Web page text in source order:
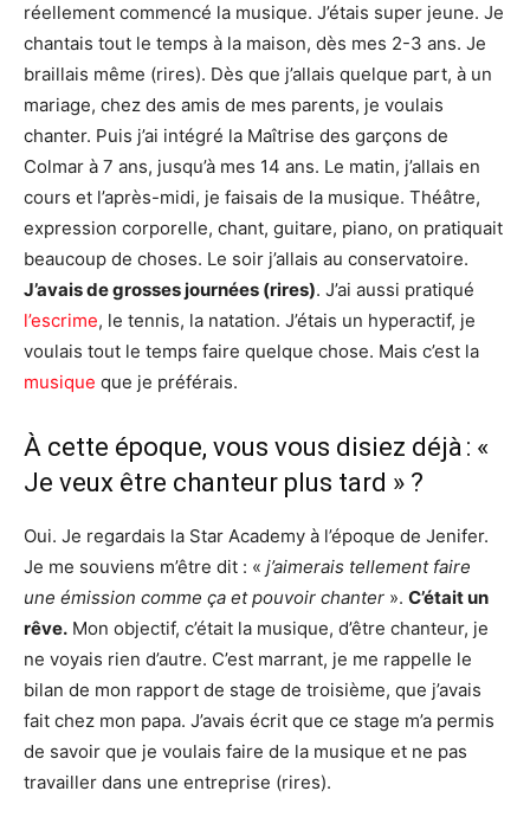
réellement commencé la musique. J’étais super jeune. Je
chantais tout le temps à la maison, dès mes 2-3 ans. Je
braillais même (rires). Dès que j’allais quelque part, à un
mariage, chez des amis de mes parents, je voulais
chanter. Puis j’ai intégré la Maîtrise des garçons de
Colmar à 7 ans, jusqu’à mes 14 ans. Le matin, j’allais en
cours et l’après-midi, je faisais de la musique. Théâtre,
expression corporelle, chant, guitare, piano, on pratiquait
beaucoup de choses. Le soir j’allais au conservatoire.
J’avais de grosses journées (rires). J’ai aussi pratiqué
l’escrime, le tennis, la natation. J’étais un hyperactif, je
voulais tout le temps faire quelque chose. Mais c’est la
musique que je préférais.
À cette époque, vous vous disiez déjà : «
Je veux être chanteur plus tard » ?
Oui. Je regardais la Star Academy à l’époque de Jenifer.
Je me souviens m’être dit : « j’aimerais tellement faire
une émission comme ça et pouvoir chanter ». C’était un
rêve. Mon objectif, c’était la musique, d’être chanteur, je
ne voyais rien d’autre. C’est marrant, je me rappelle le
bilan de mon rapport de stage de troisième, que j’avais
fait chez mon papa. J’avais écrit que ce stage m’a permis
de savoir que je voulais faire de la musique et ne pas
travailler dans une entreprise (rires).